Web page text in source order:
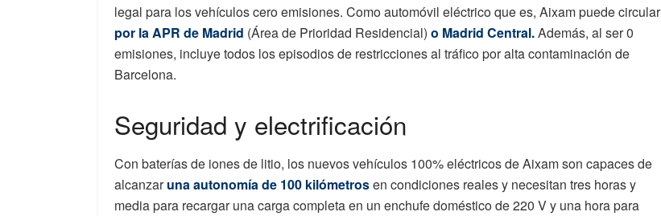
legal para los vehículos cero emisiones. Como automóvil eléctrico que es, Aixam puede circular
por la APR de Madrid (Área de Prioridad Residencial) o Madrid Central.Además, al ser 0
emisiones, incluye todos los episodios de restricciones al tráfico por alta contaminación de
Barcelona.
Seguridad y electrificación
Con baterías de iones de litio, los nuevos vehículos 100% eléctricos de Aixam son capaces de
alcanzaruna autonomía de 100 kilómetrosen condiciones reales y necesitan tres horas y
media para recargar una carga completa en un enchufe doméstico de 220 V y una hora para